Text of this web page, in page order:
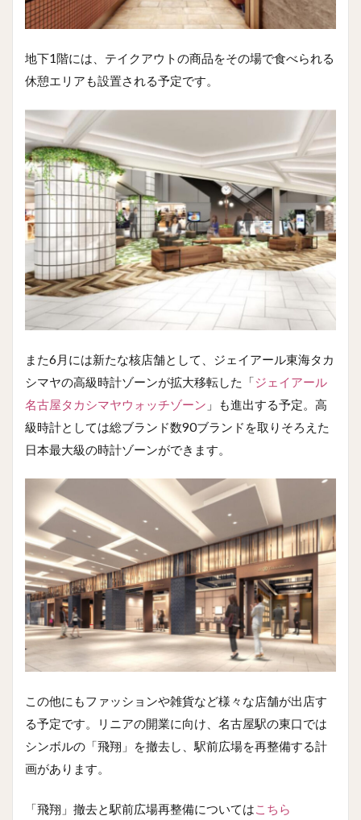
地下1階には、テイクアウトの商品をその場で食べられる
休憩エリアも設置される予定です。
また6月には新たな核店舗として、ジェイアール東海タカ
シマヤの高級時計ゾーンが拡大移転した「ジェイアール
名古屋タカシマヤウォッチゾーン 」も進出する予定。高
級時計としては総ブランド数90ブランドを取りそろえた
日本最大級の時計ゾーンができます。
この他にもファッションや雑貨など様々な店舗が出店す
る予定です。リニアの開業に向け、名古屋駅の東口では
シンボルの「飛翔」を撤去し、駅前広場を再整備する計
画があります。
「飛翔」撤去と駅前広場再整備についてはこちら